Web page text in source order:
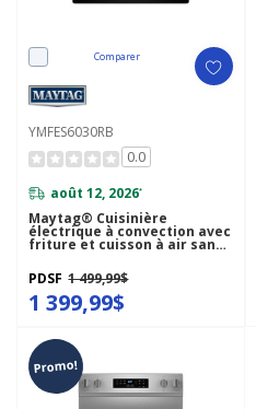
Comparer
YMFES6030RB
0.0
août 12, 2026*
Maytag® Cuisinière
électrique à convection avec
friture et cuisson à air sans
cu YMFES6030RB
PDSF 1 499,99$
1 399,99$
Promo!